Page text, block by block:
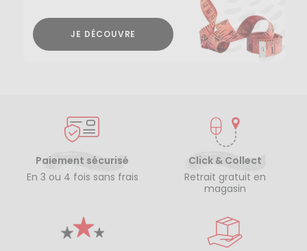
JE DÉCOUVRE
Paiement sécurisé
En 3 ou 4 fois sans frais
Click & Collect
Retrait gratuit en
magasin